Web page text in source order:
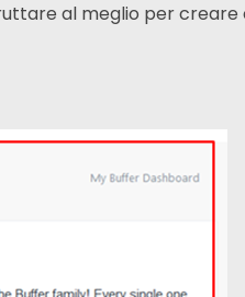
al meglio per